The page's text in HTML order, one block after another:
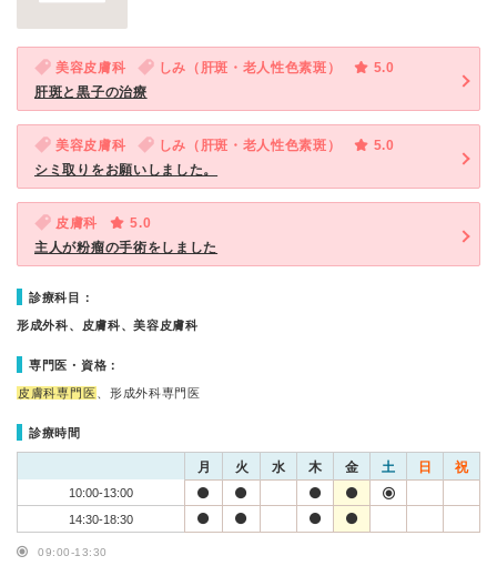
美容皮膚科 しみ（肝斑・老人性色素斑）
5.0
肝斑と黒子の治療
美容皮膚科 しみ（肝斑・老人性色素斑）
5.0
シミ取りをお願いしました。
皮膚科
5.0
主人が粉瘤の手術をしました
診療科目：
形成外科、皮膚科、美容皮膚科
専門医・資格：
皮膚科専門医 、形成外科専門医
診療時間
月 火 水 木 金 土 日 祝
10:00-13:00
14:30-18:30
09:00-13:30